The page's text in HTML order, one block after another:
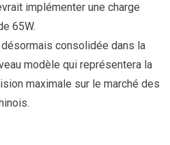
implémenter une charge
65W.
désormais consolidée dans la
modèle qui représentera la
maximale sur le marché des